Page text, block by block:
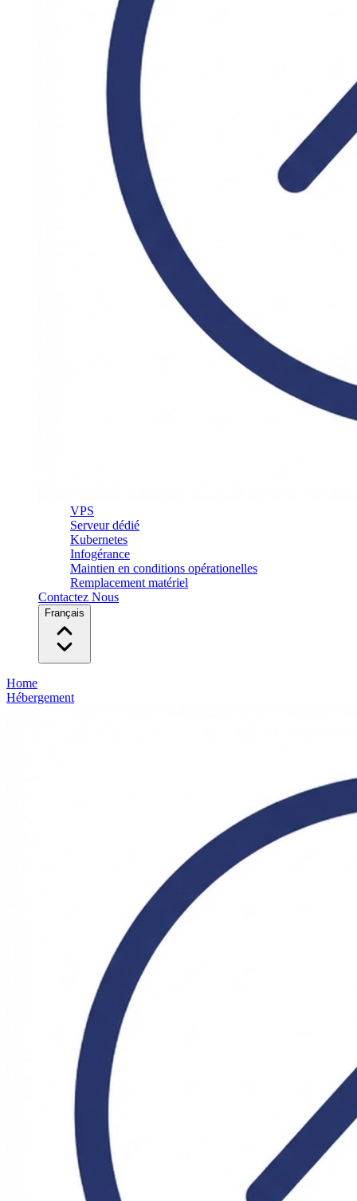
VPS
Serveur dédié
Kubernetes
Infogérance
Maintien en conditions opérationelles
Remplacement matériel
Contactez Nous
Français
Home
Hébergement